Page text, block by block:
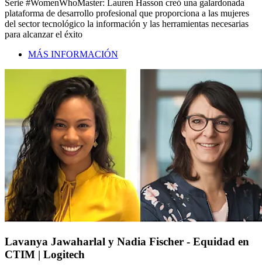
Serie #WomenWhoMaster: Lauren Hasson creó una galardonada
plataforma de desarrollo profesional que proporciona a las mujeres
del sector tecnológico la información y las herramientas necesarias
para alcanzar el éxito
MÁS INFORMACIÓN
Lavanya Jawaharlal y Nadia Fischer - Equidad en
CTIM | Logitech